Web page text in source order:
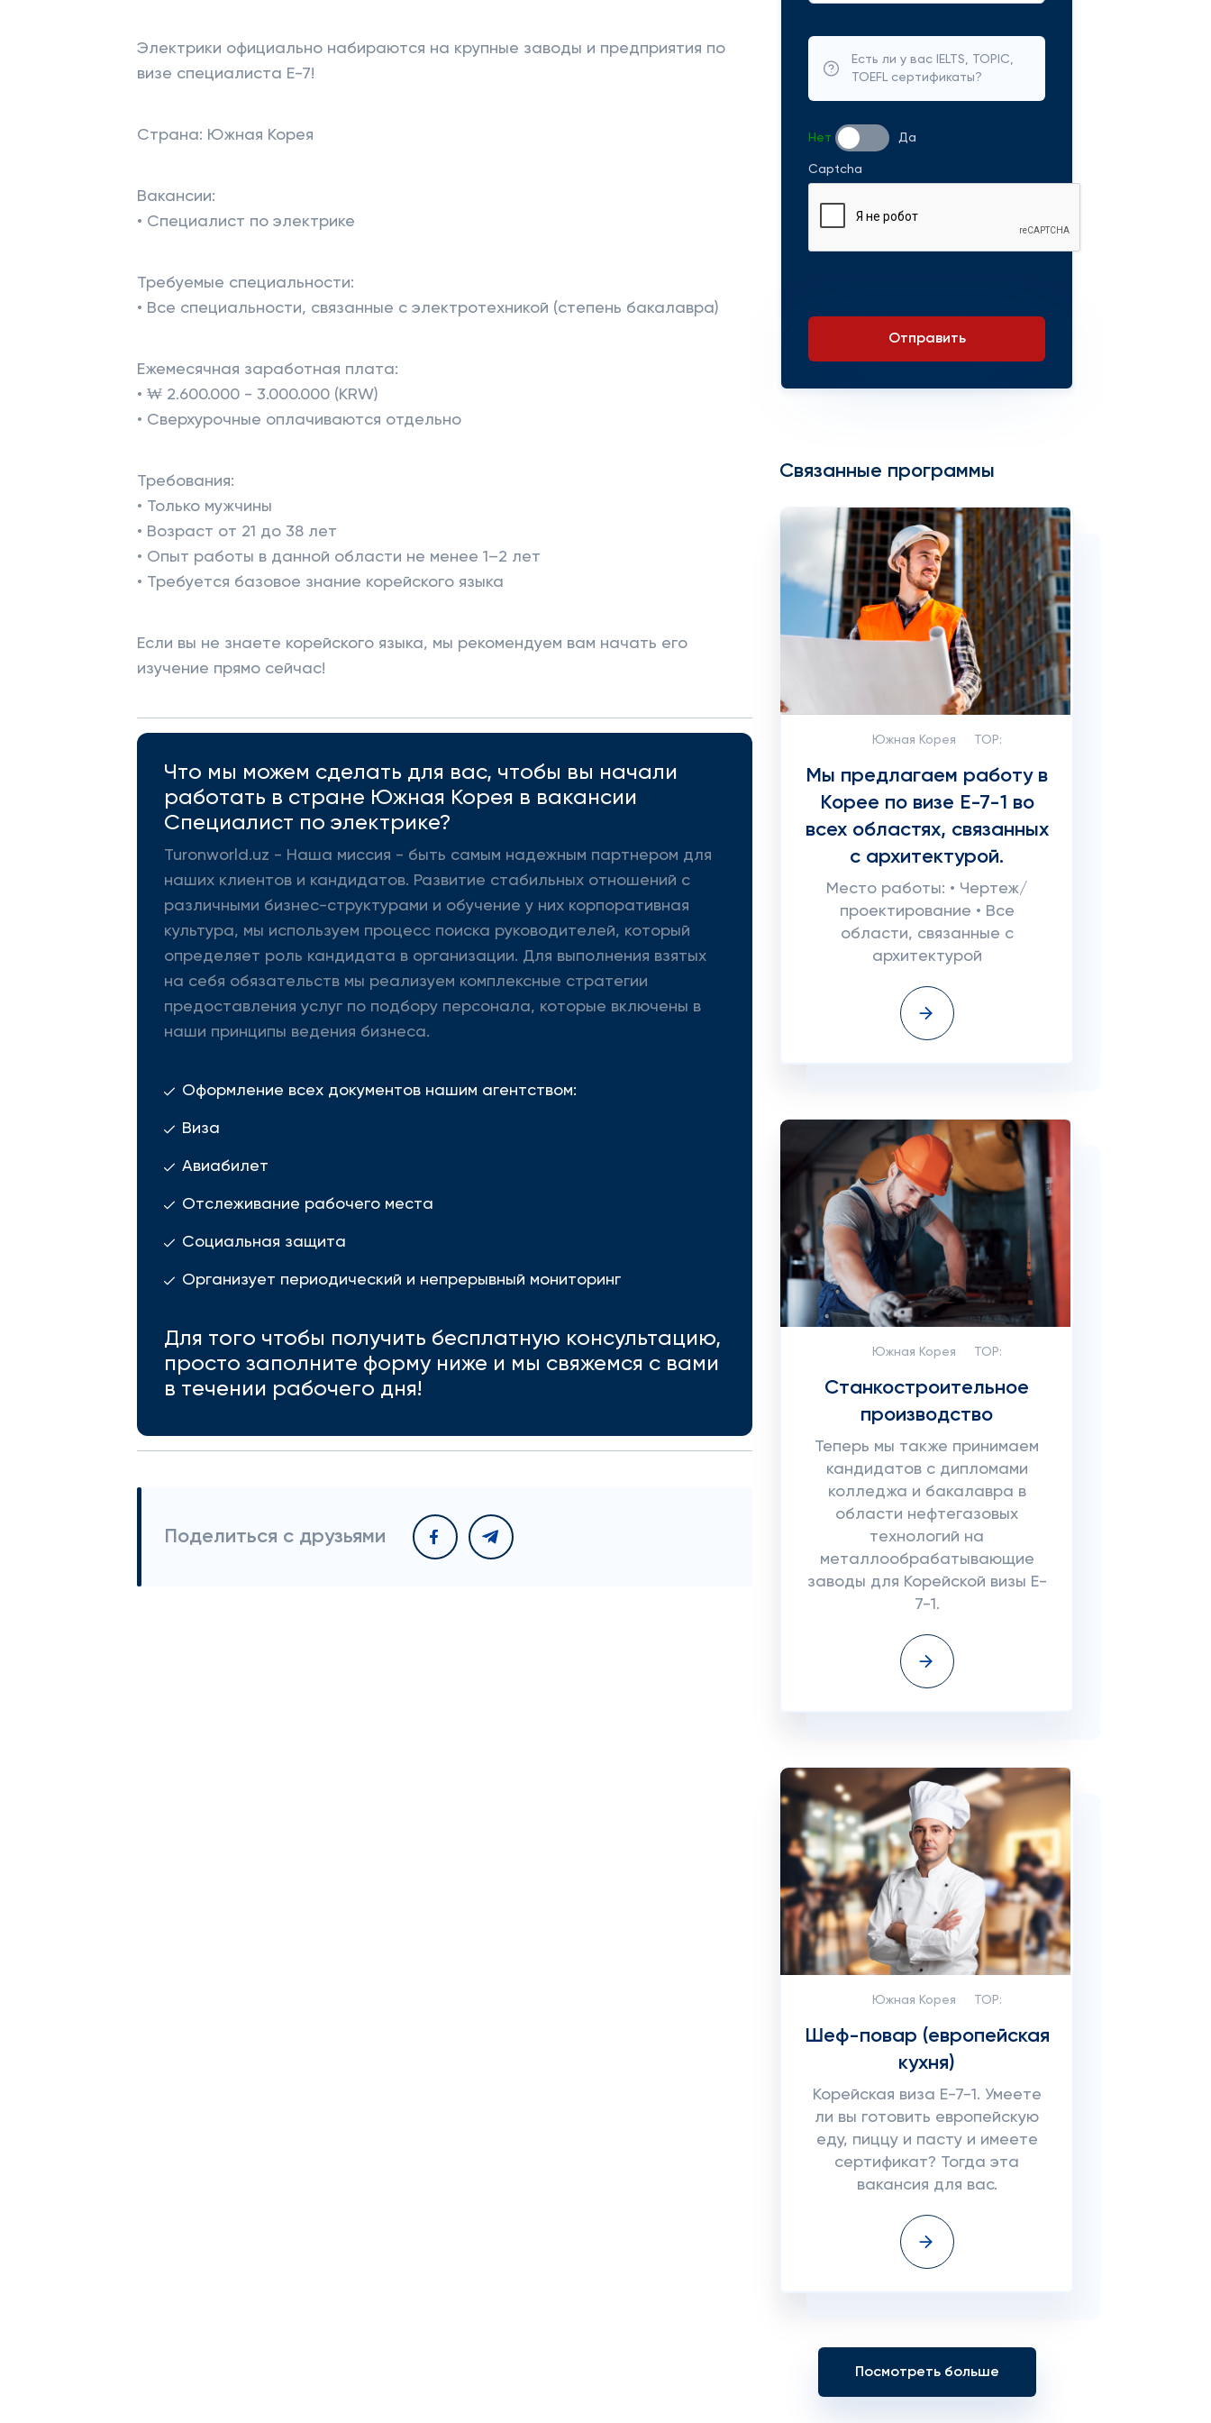
Электрики официально набираются на крупные заводы и предприятия по
визе специалиста E-7!
Страна: Южная Корея
Вакансии:
• Специалист по электрике
Требуемые специальности:
• Все специальности, связанные с электротехникой (степень бакалавра)
Ежемесячная заработная плата:
• ₩ 2.600.000 - 3.000.000 (KRW)
• Сверхурочные оплачиваются отдельно
Требования:
• Только мужчины
• Возраст от 21 до 38 лет
• Опыт работы в данной области не менее 1–2 лет
• Требуется базовое знание корейского языка
Если вы не знаете корейского языка, мы рекомендуем вам начать его
изучение прямо сейчас!
Что мы можем сделать для вас, чтобы вы начали
работать в стране Южная Корея в вакансии
Специалист по электрике?
Turonworld.uz - Наша миссия - быть самым надежным партнером для
наших клиентов и кандидатов. Развитие стабильных отношений с
различными бизнес-структурами и обучение у них корпоративная
культура, мы используем процесс поиска руководителей, который
определяет роль кандидата в организации. Для выполнения взятых
на себя обязательств мы реализуем комплексные стратегии
предоставления услуг по подбору персонала, которые включены в
наши принципы ведения бизнеса.
Оформление всех документов нашим агентством:
Виза
Авиабилет
Отслеживание рабочего места
Социальная защита
Организует периодический и непрерывный мониторинг
Для того чтобы получить бесплатную консультацию,
просто заполните форму ниже и мы свяжемся с вами
в течении рабочего дня!
Поделиться с друзьями
Есть ли у вас IELTS, TOPIC,
TOEFL сертификаты?
Нет Да
Captcha
Отправить
Связанные программы
Южная Корея TOP:
Мы предлагаем работу в
Корее по визе Е-7-1 во
всех областях, связанных
с архитектурой.
Место работы: • Чертеж/
проектирование • Все
области, связанные с
архитектурой
Южная Корея TOP:
Станкостроительное
производство
Теперь мы также принимаем
кандидатов с дипломами
колледжа и бакалавра в
области нефтегазовых
технологий на
металлообрабатывающие
заводы для Корейской визы E-
7-1.
Южная Корея TOP:
Шеф-повар (европейская
кухня)
Корейская виза E-7-1. Умеете
ли вы готовить европейскую
еду, пиццу и пасту и имеете
сертификат? Тогда эта
вакансия для вас.
Посмотреть больше